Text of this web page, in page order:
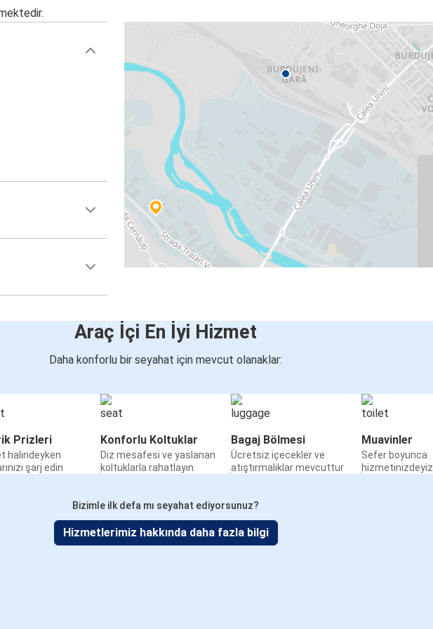
Araç İçi En İyi Hizmet
Daha konforlu bir seyahat için mevcut olanaklar:
Prizleri
halindeyken
şarj edin
Konforlu Koltuklar
Diz mesafesi ve yaslanan
koltuklarla rahatlayın
Bagaj Bölmesi
Ücretsiz içecekler ve
atıştırmalıklar mevcuttur
Muavinler
Sefer boyunca
hizmetinizdeyiz
Bizimle ilk defa mı seyahat ediyorsunuz?
Hizmetlerimiz hakkında daha fazla bilgi